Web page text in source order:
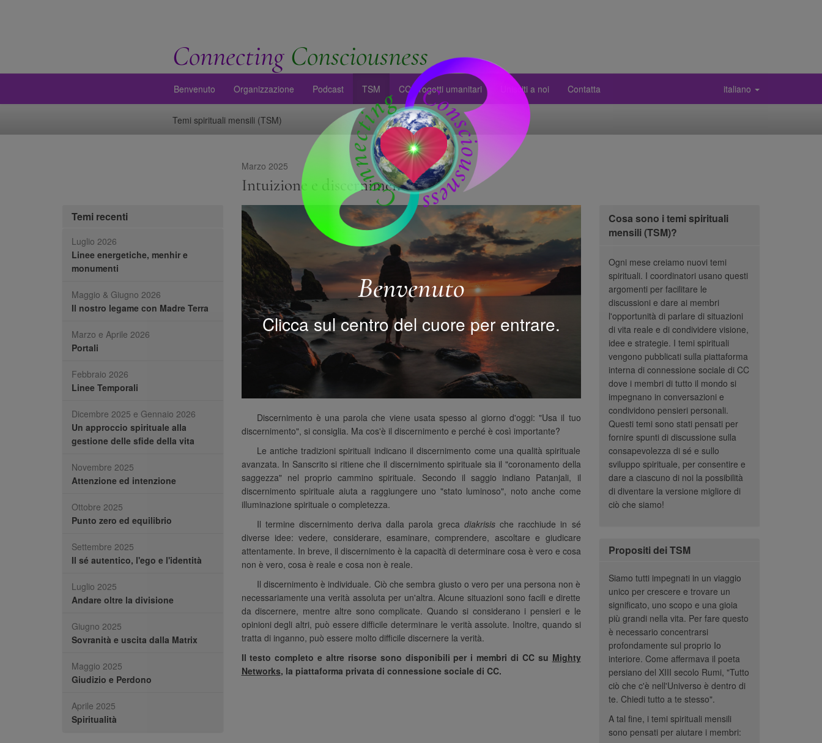
Benvenuto
Clicca sul centro del cuore per entrare.
Connecting Consciousness
Benvenuto Organizzazione Podcast TSM CC Progetti umanitari Unisciti a noi Contatta italiano
Temi spirituali mensili (TSM)
Marzo 2025
Intuizione e discernimento
Temi recenti
Luglio 2026
Linee energetiche, menhir e
monumenti
Maggio & Giugno 2026
Il nostro legame con Madre Terra
Marzo e Aprile 2026
Portali
Febbraio 2026
Linee Temporali
Dicembre 2025 e Gennaio 2026
Un approccio spirituale alla
gestione delle sfide della vita
Novembre 2025
Attenzione ed intenzione
Ottobre 2025
Punto zero ed equilibrio
Settembre 2025
Il sé autentico, l'ego e l'identità
Luglio 2025
Andare oltre la divisione
Giugno 2025
Sovranità e uscita dalla Matrix
Maggio 2025
Giudizio e Perdono
Aprile 2025
Spiritualità
Discernimento è una parola che viene usata spesso al giorno d'oggi: "Usa il tuo
discernimento", si consiglia. Ma cos'è il discernimento e perché è così importante?
Le antiche tradizioni spirituali indicano il discernimento come una qualità spirituale
avanzata. In Sanscrito si ritiene che il discernimento spirituale sia il "coronamento della
saggezza" nel proprio cammino spirituale. Secondo il saggio indiano Patanjali, il
discernimento spirituale aiuta a raggiungere uno "stato luminoso", noto anche come
illuminazione spirituale o completezza.
Il termine discernimento deriva dalla parola greca diakrisische racchiude in sé
diverse idee: vedere, considerare, esaminare, comprendere, ascoltare e giudicare
attentamente. In breve, il discernimento è la capacità di determinare cosa è vero e cosa
non è vero, cosa è reale e cosa non è reale.
Il discernimento è individuale. Ciò che sembra giusto o vero per una persona non è
necessariamente una verità assoluta per un'altra. Alcune situazioni sono facili e dirette
da discernere, mentre altre sono complicate. Quando si considerano i pensieri e le
opinioni degli altri, può essere difficile determinare le verità assolute. Inoltre, quando si
tratta di inganno, può essere molto difficile discernere la verità.
Il testo completo e altre risorse sono disponibili per i membri di CC su Mighty
Networks, la piattaforma privata di connessione sociale di CC.
Cosa sono i temi spirituali
mensili (TSM)?
Ogni mese creiamo nuovi temi
spirituali. I coordinatori usano questi
argomenti per facilitare le
discussioni e dare ai membri
l'opportunità di parlare di situazioni
di vita reale e di condividere visione,
idee e strategie. I temi spirituali
vengono pubblicati sulla piattaforma
interna di connessione sociale di CC
dove i membri di tutto il mondo si
impegnano in conversazioni e
condividono pensieri personali.
Questi temi sono stati pensati per
fornire spunti di discussione sulla
consapevolezza di sé e sullo
sviluppo spirituale, per consentire e
dare a ciascuno di noi la possibilità
di diventare la versione migliore di
ciò che siamo!
Propositi dei TSM
Siamo tutti impegnati in un viaggio
unico per crescere e trovare un
significato, uno scopo e una gioia
più grandi nella vita. Per fare questo
è necessario concentrarsi
profondamente sul proprio Io
interiore. Come affermava il poeta
persiano del XIII secolo Rumi, "Tutto
ciò che c'è nell'Universo è dentro di
te. Chiedi tutto a te stesso".
A tal fine, i temi spirituali mensili
sono pensati per aiutare i membri: